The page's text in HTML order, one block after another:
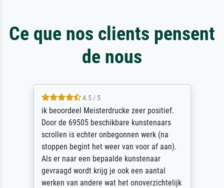
Ce que nos clients pensent
de nous
4.5 / 5
ik beoordeel Meisterdrucke zeer positief.
Door de 69505 beschikbare kunstenaars
scrollen is echter onbegonnen werk (na
stoppen begint het weer van voor af aan).
Als er naar een bepaalde kunstenaar
gevraagd wordt krijg je ook een aantal
werken van andere wat het onoverzichtelijk